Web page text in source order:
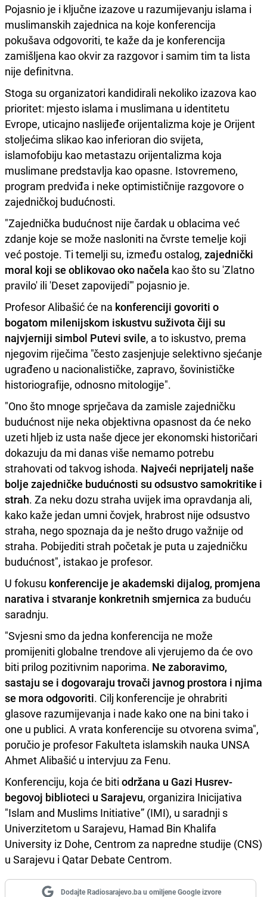
Pojasnio je i ključne izazove u razumijevanju islama i
muslimanskih zajednica na koje konferencija
pokušava odgovoriti, te kaže da je konferencija
zamišljena kao okvir za razgovor i samim tim ta lista
nije definitvna.
Stoga su organizatori kandidirali nekoliko izazova kao
prioritet: mjesto islama i muslimana u identitetu
Evrope, uticajno naslijeđe orijentalizma koje je Orijent
stoljećima slikao kao inferioran dio svijeta,
islamofobiju kao metastazu orijentalizma koja
muslimane predstavlja kao opasne. Istovremeno,
program predviđa i neke optimističnije razgovore o
zajedničkoj budućnosti.
"Zajednička budućnost nije čardak u oblacima već
zdanje koje se može nasloniti na čvrste temelje koji
već postoje. Ti temelji su, između ostalog, zajednički
moral koji se oblikovao oko načela kao što su 'Zlatno
pravilo' ili 'Deset zapovijedi'" pojasnio je.
Profesor Alibašić će na konferenciji govoriti o
bogatom milenijskom iskustvu suživota čiji su
najvjerniji simbol Putevi svile, a to iskustvo, prema
njegovim riječima "često zasjenjuje selektivno sjećanje
ugrađeno u nacionalističke, zapravo, šovinističke
historiografije, odnosno mitologije".
"Ono što mnoge sprječava da zamisle zajedničku
budućnost nije neka objektivna opasnost da će neko
uzeti hljeb iz usta naše djece jer ekonomski historičari
dokazuju da mi danas više nemamo potrebu
strahovati od takvog ishoda. Najveći neprijatelj naše
bolje zajedničke budućnosti su odsustvo samokritike i
strah. Za neku dozu straha uvijek ima opravdanja ali,
kako kaže jedan umni čovjek, hrabrost nije odsustvo
straha, nego spoznaja da je nešto drugo važnije od
straha. Pobijediti strah početak je puta u zajedničku
budućnost", istakao je profesor.
U fokusu konferencije je akademski dijalog, promjena
narativa i stvaranje konkretnih smjernica za buduću
saradnju.
"Svjesni smo da jedna konferencija ne može
promijeniti globalne trendove ali vjerujemo da će ovo
biti prilog pozitivnim naporima. Ne zaboravimo,
sastaju se i dogovaraju trovači javnog prostora i njima
se mora odgovoriti. Cilj konferencije je ohrabriti
glasove razumijevanja i nade kako one na bini tako i
one u publici. A vrata konferencije su otvorena svima",
poručio je profesor Fakulteta islamskih nauka UNSA
Ahmet Alibašić u intervjuu za Fenu.
Konferenciju, koja će biti održana u Gazi Husrev-
begovoj biblioteci u Sarajevu, organizira Inicijativa
"Islam and Muslims Initiative” (IMI), u saradnji s
Univerzitetom u Sarajevu, Hamad Bin Khalifa
University iz Dohe, Centrom za napredne studije (CNS)
u Sarajevu i Qatar Debate Centrom.
Dodajte Radiosarajevo.ba u omiljene Google izvore